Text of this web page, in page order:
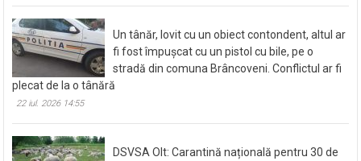
Un tânăr, lovit cu un obiect contondent, altul ar
fi fost împușcat cu un pistol cu bile, pe o
stradă din comuna Brâncoveni. Conflictul ar fi
plecat de la o tânără
22 iul. 2026 14:55
DSVSA Olt: Carantină națională pentru 30 de